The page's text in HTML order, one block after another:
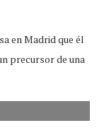
en Madrid que él
precursor de una